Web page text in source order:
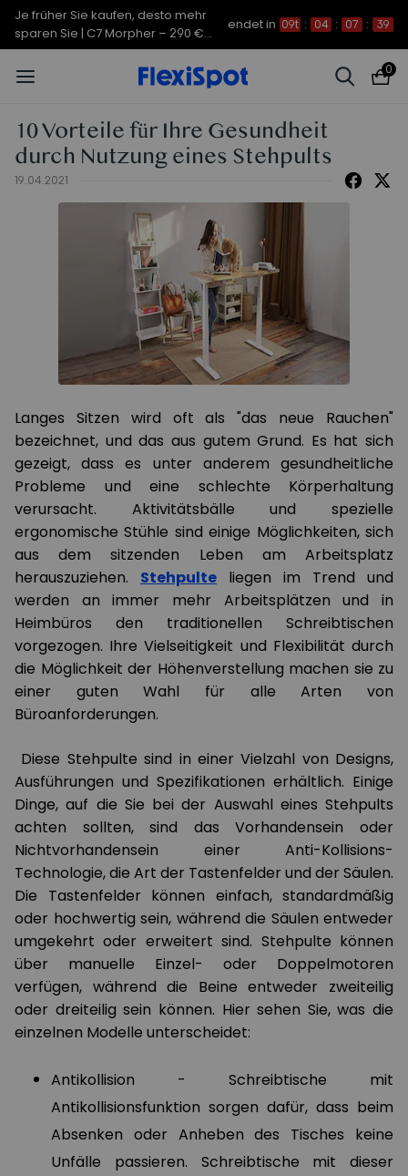
Je früher Sie kaufen, desto mehr
sparen Sie | C7 Morpher – 290 €
Rabatt
endet in 09t : 04 : 07 : 38
0
10 Vorteile für Ihre Gesundheit
durch Nutzung eines Stehpults
19.04.2021
Langes Sitzen wird oft als "das neue Rauchen"
bezeichnet, und das aus gutem Grund. Es hat sich
gezeigt, dass es unter anderem gesundheitliche
Probleme und eine schlechte Körperhaltung
verursacht. Aktivitätsbälle und spezielle
ergonomische Stühle sind einige Möglichkeiten, sich
aus dem sitzenden Leben am Arbeitsplatz
herauszuziehen. Stehpulte liegen im Trend und
werden an immer mehr Arbeitsplätzen und in
Heimbüros den traditionellen Schreibtischen
vorgezogen. Ihre Vielseitigkeit und Flexibilität durch
die Möglichkeit der Höhenverstellung machen sie zu
einer guten Wahl für alle Arten von
Büroanforderungen.
Diese Stehpulte sind in einer Vielzahl von Designs,
Ausführungen und Spezifikationen erhältlich. Einige
Dinge, auf die Sie bei der Auswahl eines Stehpults
achten sollten, sind das Vorhandensein oder
Nichtvorhandensein einer Anti-Kollisions-
Technologie, die Art der Tastenfelder und der Säulen.
Die Tastenfelder können einfach, standardmäßig
oder hochwertig sein, während die Säulen entweder
umgekehrt oder erweitert sind. Stehpulte können
über manuelle Einzel- oder Doppelmotoren
verfügen, während die Beine entweder zweiteilig
oder dreiteilig sein können. Hier sehen Sie, was die
einzelnen Modelle unterscheidet:
Antikollision - Schreibtische mit
Antikollisionsfunktion sorgen dafür, dass beim
Absenken oder Anheben des Tisches keine
Unfälle passieren. Schreibtische mit dieser